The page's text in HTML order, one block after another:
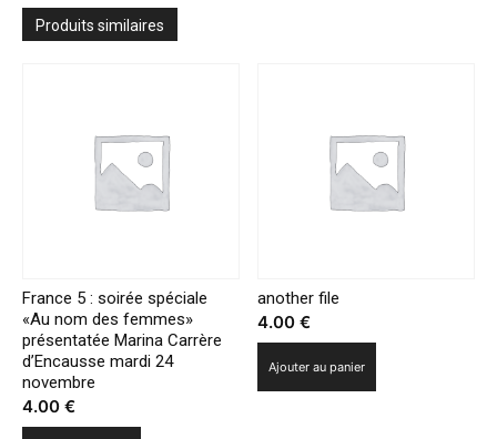
Produits similaires
France 5 : soirée spéciale
«Au nom des femmes»
présentatée Marina Carrère
d’Encausse mardi 24
novembre
4.00 €
another file
4.00€
Ajouter au panier